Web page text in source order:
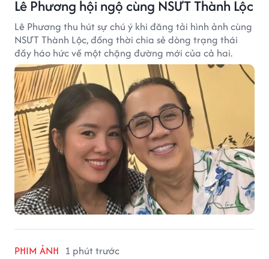
Lê Phương hội ngộ cùng NSƯT Thành Lộc
Lê Phương thu hút sự chú ý khi đăng tải hình ảnh cùng
NSƯT Thành Lộc, đồng thời chia sẻ dòng trạng thái
đầy háo hức về một chặng đường mới của cả hai.
PHIM ẢNH 1 phút trước